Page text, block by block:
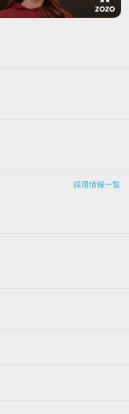
採用情報一覧